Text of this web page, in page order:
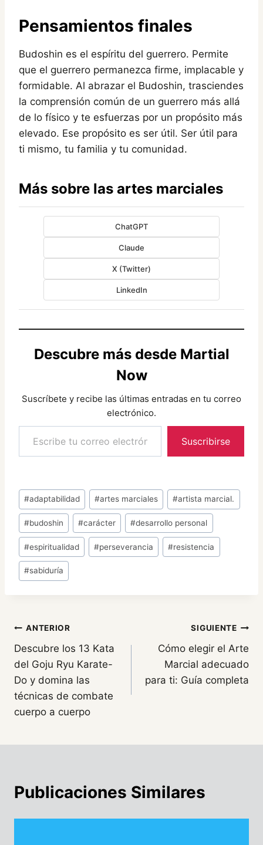
Pensamientos finales
Budoshin es el espíritu del guerrero. Permite
que el guerrero permanezca firme, implacable y
formidable. Al abrazar el Budoshin, trasciendes
la comprensión común de un guerrero más allá
de lo físico y te esfuerzas por un propósito más
elevado. Ese propósito es ser útil. Ser útil para
ti mismo, tu familia y tu comunidad.
Más sobre las artes marciales
ChatGPT
Claude
X (Twitter)
LinkedIn
Descubre más desde Martial
Now
Suscríbete y recibe las últimas entradas en tu correo
electrónico.
Escribe tu correo electrónico…
Suscribirse
Etiquetas
de
la
entrada:
#adaptabilidad #artes marciales #artista marcial.
#budoshin #carácter #desarrollo personal
#espiritualidad #perseverancia #resistencia
#sabiduría
Navegación
de
entradas
ANTERIOR
Descubre los 13 Kata
del Goju Ryu Karate-
Do y domina las
técnicas de combate
cuerpo a cuerpo
SIGUIENTE
Cómo elegir el Arte
Marcial adecuado
para ti: Guía completa
Publicaciones Similares